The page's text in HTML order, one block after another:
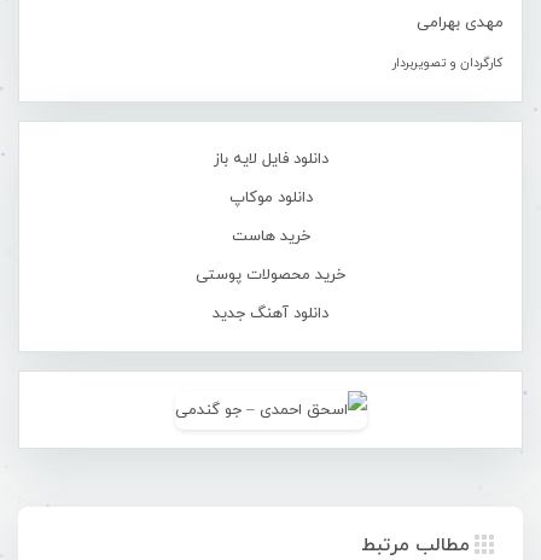
مهدی بهرامی
کارگردان و تصویربردار
دانلود فایل لایه باز
دانلود موکاپ
خرید هاست
خرید محصولات پوستی
دانلود آهنگ جدید
مطالب مرتبط